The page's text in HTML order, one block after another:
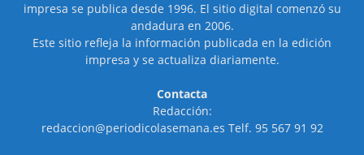
impresa se publica desde 1996. El sitio digital comenzó su
andadura en 2006.
Este sitio refleja la información publicada en la edición
impresa y se actualiza diariamente.
Contacta
Redacción:
redaccion@periodicolasemana.es Telf. 95 567 91 92